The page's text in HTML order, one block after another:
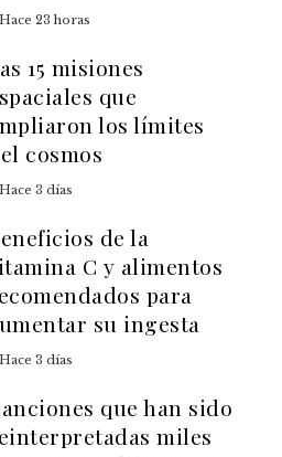
Hace 23 horas
15 misiones
que
los límites
cosmos
Hace 3 días
de la
C y alimentos
para
su ingesta
Hace 3 días
que han sido
miles